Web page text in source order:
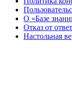
О «Базе
Отказ от
Настольная